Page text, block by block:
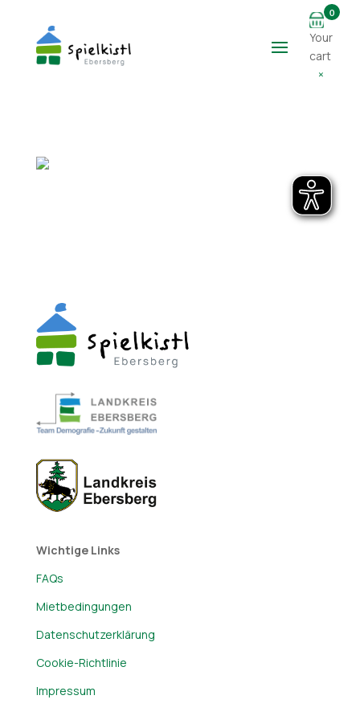
0
Your
cart
×
Wichtige Links
FAQs
Mietbedingungen
Datenschutzerklärung
Cookie-Richtlinie
Impressum